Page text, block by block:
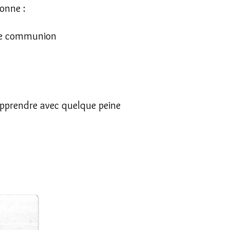
:
communion
avec quelque peine